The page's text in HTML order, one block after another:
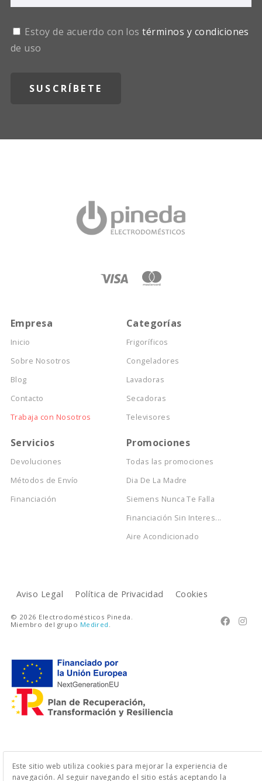
Estoy de acuerdo con lostérminos y condiciones
de uso
Empresa
Inicio
Sobre Nosotros
Blog
Contacto
Trabaja con Nosotros
Categorías
Frigoríficos
Congeladores
Lavadoras
Secadoras
Televisores
Servicios
Devoluciones
Métodos de Envío
Financiación
Promociones
Todas las promociones
Dia De La Madre
Siemens Nunca Te Falla
Financiación Sin Interes...
Aire Acondicionado
Aviso Legal Política de Privacidad Cookies
 
© 2026 Electrodomésticos Pineda.
Miembro del grupo Medired .